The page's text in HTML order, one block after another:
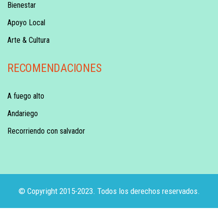
Bienestar
Apoyo Local
Arte & Cultura
RECOMENDACIONES
A fuego alto
Andariego
Recorriendo con salvador
© Copyright 2015-2023. Todos los derechos reservados.